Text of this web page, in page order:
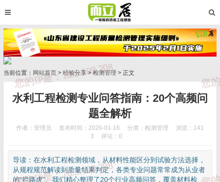
当前位置： 网站首页 > 经验分享>检测管理 > 正文
水利工程检测专业问答指南：20个高频问
题全解析
作者：管理员 发布时间：2026-01-16 分类： 检测管理
浏览：141
3
评论：0
导读：在水利工程检测领域，从材料性能区分到试验方法选择，
从规程规范解读到质量结果判定，各类专业问题常常成为从业者
的“拦路虎”。我们精心整理了20个行业高频问答，覆盖材料检